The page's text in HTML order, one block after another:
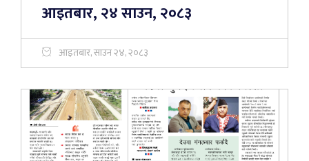
आइतबार, २४ साउन, २०८३
आइतबार, साउन २४, २०८३